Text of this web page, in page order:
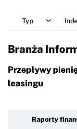
Typ
Branża
Przepływy
leasingu
Raporty